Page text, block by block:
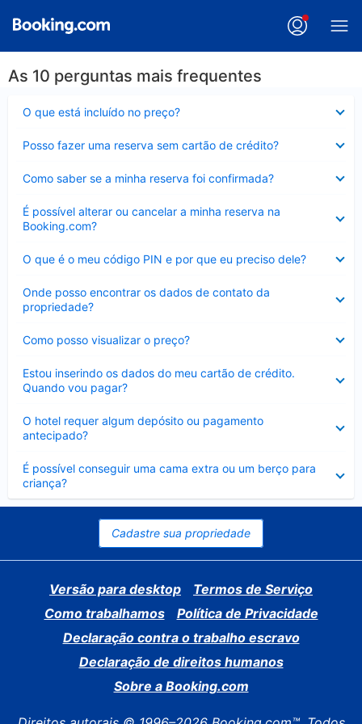
As 10 perguntas mais frequentes
O que está incluído no preço?
Posso fazer uma reserva sem cartão de crédito?
Como saber se a minha reserva foi confirmada?
É possível alterar ou cancelar a minha reserva na
Booking.com?
Contraído
O que é o meu código PIN e por que eu preciso dele?
Onde posso encontrar os dados de contato da
propriedade?
Como posso visualizar o preço?
Estou inserindo os dados do meu cartão de crédito.
Quando vou pagar?
O hotel requer algum depósito ou pagamento
antecipado?
É possível conseguir uma cama extra ou um berço para
criança?
Contraído
Cadastre sua propriedade
Versão para desktop
Termos de Serviço
Como trabalhamos
Política de Privacidade
Declaração contra o trabalho escravo
Declaração de direitos humanos
Sobre a Booking.com